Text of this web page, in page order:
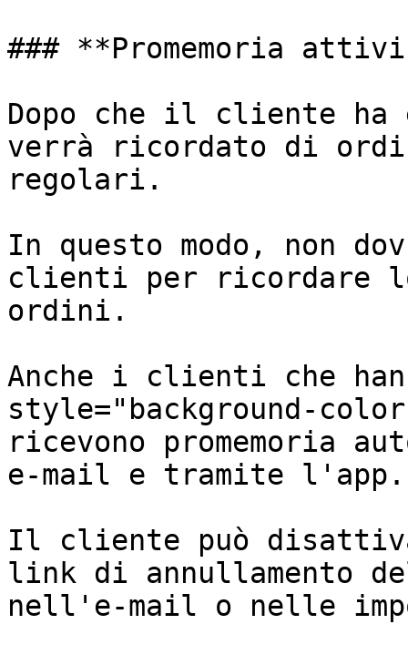
### **Promemoria
Dopo che il cliente
verrà ricordato di
regolari.
In questo modo, non
clienti per ricordare
ordini.
Anche i clienti che
style="background-
ricevono promemoria
e-mail e tramite l'app.
Il cliente può
link di annullamento
nell'e-mail o nelle